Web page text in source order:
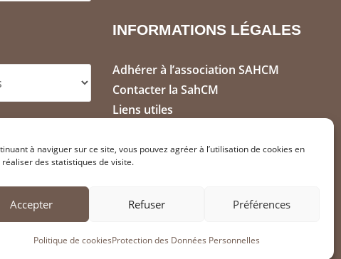
à naviguer sur ce site, vous pouvez agréer à l’utilisation de cookies en
réaliser des statistiques de visite.
Accepter Refuser Préférences
Politique de cookiesProtection des Données Personnelles
INFORMATIONS LÉGALES
Adhérer à l’association SAHCM
Contacter la SahCM
Liens utiles
Politique de cookies (FR)
Protection des Données (RGPD)